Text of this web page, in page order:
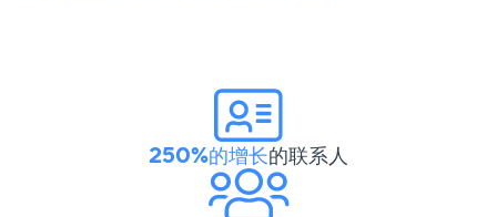
250%的增长的联系人